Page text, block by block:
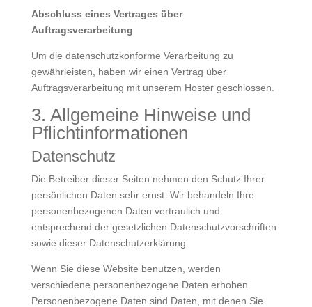
Abschluss eines Vertrages über
Auftragsverarbeitung
Um die datenschutzkonforme Verarbeitung zu
gewährleisten, haben wir einen Vertrag über
Auftragsverarbeitung mit unserem Hoster geschlossen.
3. Allgemeine Hinweise und
Pflicht­informationen
Datenschutz
Die Betreiber dieser Seiten nehmen den Schutz Ihrer
persönlichen Daten sehr ernst. Wir behandeln Ihre
personenbezogenen Daten vertraulich und
entsprechend der gesetzlichen Datenschutzvorschriften
sowie dieser Datenschutzerklärung.
Wenn Sie diese Website benutzen, werden
verschiedene personenbezogene Daten erhoben.
Personenbezogene Daten sind Daten, mit denen Sie